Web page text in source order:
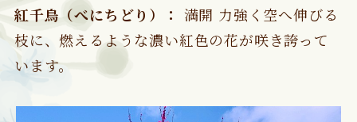
紅千鳥（べにちどり）： 満開 力強く空へ伸びる
枝に、燃えるような濃い紅色の花が咲き誇って
います。